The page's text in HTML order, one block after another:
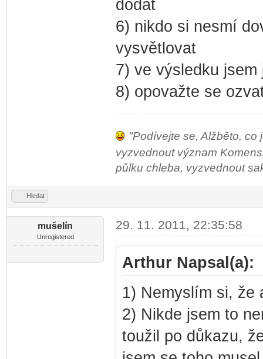
dodat
6) nikdo si nesmí
vysvětlovat
7) ve výsledku
8) opovažte se
"Podívejte se, Alžběto, co
vyzvednout význam
půlku chleba, vyzvednout
Hledat
mušelín
Unregistered
29. 11. 2011, 22:35:58
Arthur Napsal(a):
1) Nemyslím si, že
2) Nikde jsem to
toužil po důkazu,